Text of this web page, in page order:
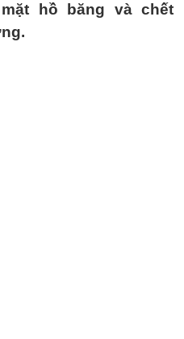
hồ băng và chết